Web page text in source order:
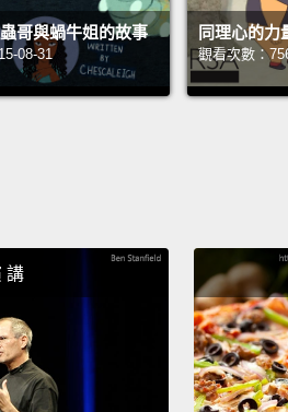
哥與蝸牛姐的故事
08-31
同理心的力
觀看次數：
講